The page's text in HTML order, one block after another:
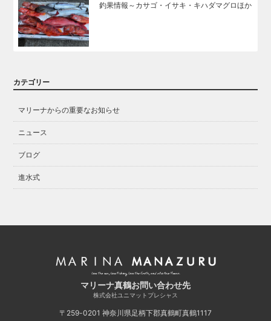
釣果情報～カサゴ・イサキ・キハダマグロほか
カテゴリー
マリーナからの重要なお知らせ
ニュース
ブログ
進水式
マリーナ真鶴お問い合わせ先
株式会社ユニマットプレシャス
〒259-0201 神奈川県足柄下郡真鶴町真鶴1117